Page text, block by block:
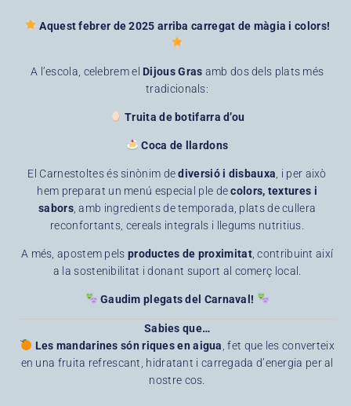
Aquest febrer de 2025 arriba carregat de màgia i colors!
A l’escola, celebrem el Dijous Gras amb dos dels plats més
tradicionals:
Truita de botifarra d’ou
Coca de llardons
El Carnestoltes és sinònim dediversió i disbauxa , i per això
hem preparat un menú especial ple decolors, textures i
sabors, amb ingredients de temporada, plats de cullera
reconfortants, cereals integrals i llegums nutritius.
A més, apostem pels productes de proximitat, contribuint així
a la sostenibilitat i donant suport al comerç local.
Gaudim plegats del Carnaval!
Sabies que…
Les mandarines són riques en aigua , fet que les converteix
en una fruita refrescant, hidratant i carregada d’energia per al
nostre cos.